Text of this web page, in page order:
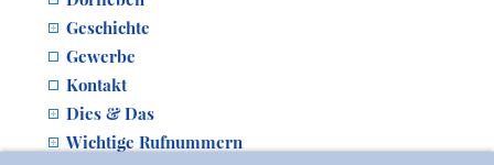
Geschichte
Gewerbe
Kontakt
Dies & Das
Wichtige Rufnummern